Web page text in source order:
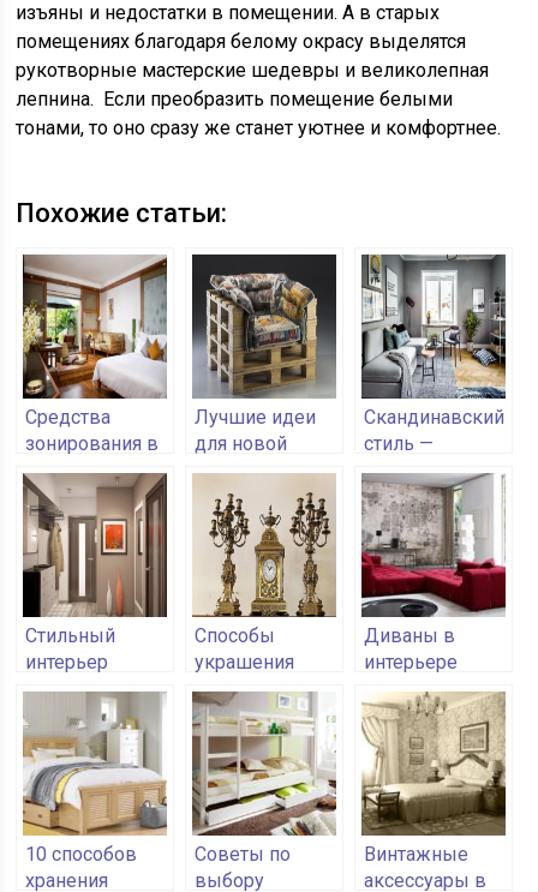
изъяны и недостатки в помещении. А в старых
помещениях благодаря белому окрасу выделятся
рукотворные мастерские шедевры и великолепная
лепнина. Если преобразить помещение белыми
тонами, то оно сразу же станет уютнее и комфортнее.
Похожие статьи:
Средства
зонирования в
квартирах
Лучшие идеи
для новой
жизни старых
ящиков
Скандинавский
стиль —
практично и
модно
Стильный
интерьер
прихожей в
2018
Способы
украшения
дома с
помощью
каминных
канделябров
Диваны в
интерьере
10 способов
хранения
Советы по
выбору
Винтажные
аксессуары в